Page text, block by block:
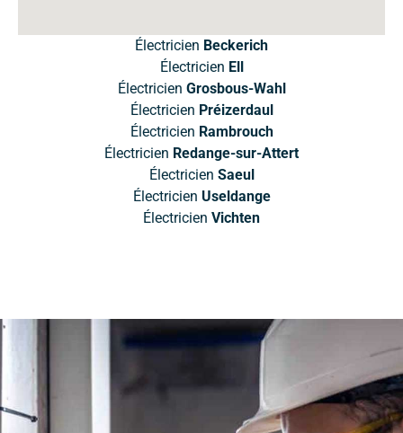
Électricien Beckerich
Électricien Ell
Électricien Grosbous-Wahl
Électricien Préizerdaul
Électricien Rambrouch
Électricien Redange-sur-Attert
Électricien Saeul
Électricien Useldange
Électricien Vichten